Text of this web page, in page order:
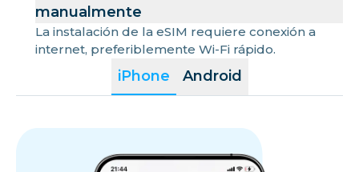
iPhone Android
manualmente
La instalación de la eSIM requiere conexión a
internet, preferiblemente Wi-Fi rápido.